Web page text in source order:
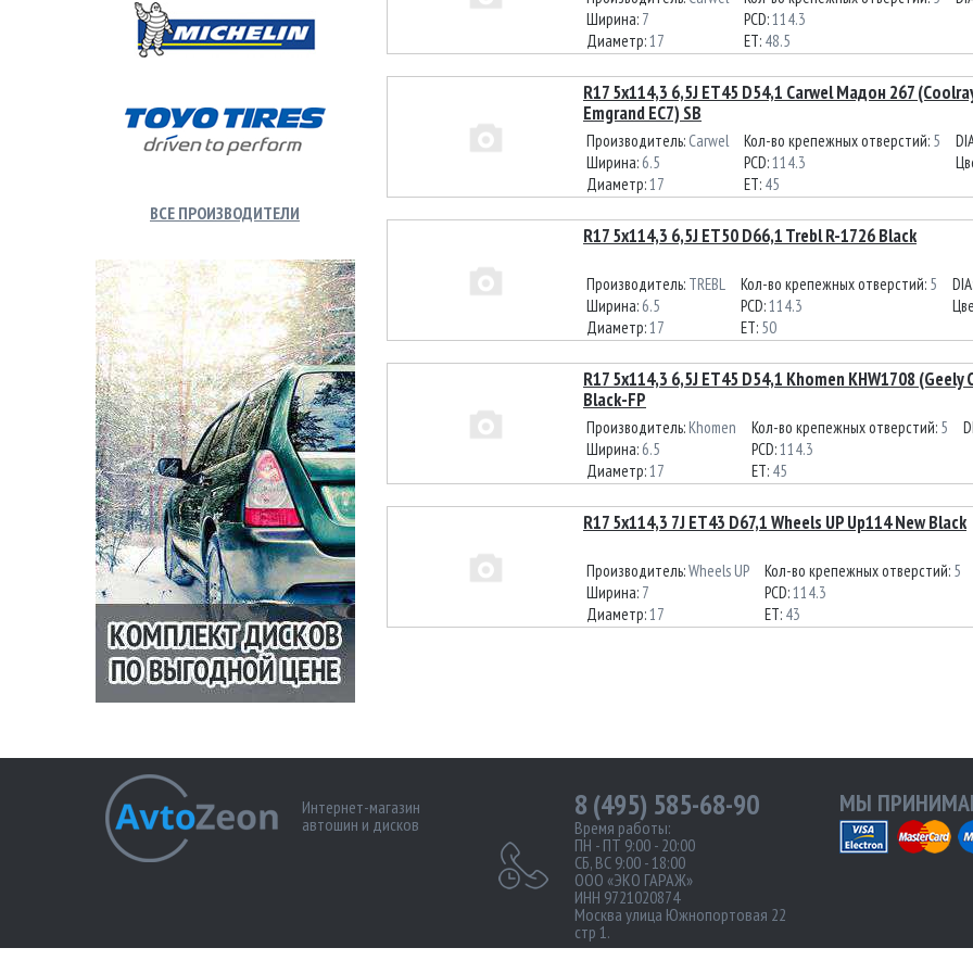
ВСЕ ПРОИЗВОДИТЕЛИ
Ширина: 7
Диаметр:17
PCD:114.3
ET: 48.5
R17 5x114,3 6,5J ET45 D54,1 Carwel Мадон 267
Emgrand EC7) SB
Производитель: Carwel
Ширина: 6.5
Диаметр:17
Кол-во крепежных отверстий: 5
PCD:114.3
ET: 45
R17 5x114,3 6,5J ET50 D66,1 Trebl R-1726 Black
Производитель: TREBL
Ширина: 6.5
Диаметр:17
Кол-во крепежных отверстий: 5
PCD:114.3
ET: 50
DIA:
R17 5x114,3 6,5J ET45 D54,1 Khomen KHW1708 (Geely
Black-FP
Производитель: Khomen
Ширина: 6.5
Диаметр:17
Кол-во крепежных отверстий: 5
PCD:114.3
ET: 45
R17 5x114,3 7J ET43 D67,1 Wheels UP Up114 New Black
Производитель:Wheels UP
Ширина: 7
Диаметр:17
Кол-во крепежных отверстий: 5
PCD:114.3
ET: 43
Интернет-магазин
автошин и дисков
8 (495) 585-68-90
Время работы:
ПН - ПТ 9:00 - 20:00
СБ, ВС 9:00 - 18:00
ООО «ЭКО ГАРАЖ»
ИНН 9721020874
Москва улица Южнопортовая 22
стр 1.
МЫ